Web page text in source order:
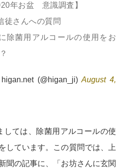
年お盆 意識調査】
徒さんへの質問
除菌用アルコールの使用をお
(@higan_ji)August 4,
しては、除菌用アルコールの使
しています。この質問では、上
聞の記事に、「お坊さんに玄関